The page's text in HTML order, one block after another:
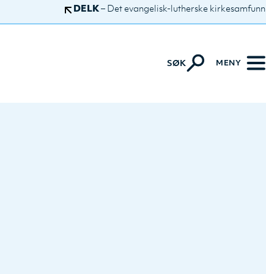
DELK – Det evangelisk-lutherske kirkesamfunn
SØK MENY